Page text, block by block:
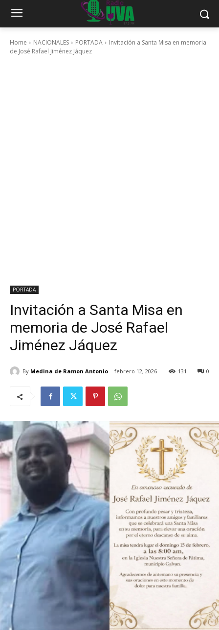
Home NACIONALES PORTADA
Invitación a Santa Misa en memoria
de José Rafael Jiménez Jáquez
PORTADA
Invitación a Santa Misa en
memoria de José Rafael
Jiménez Jáquez
By Medina de Ramon Antonio febrero 12, 2026 0
131